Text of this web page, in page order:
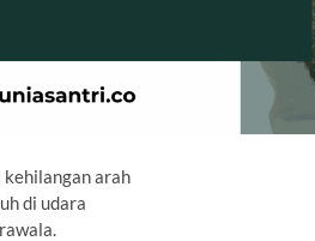
arah
di udara